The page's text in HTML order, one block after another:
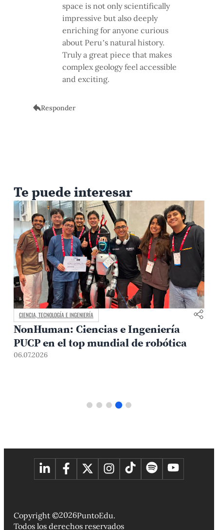
space is not only scientifically
impressive but also deeply
enriching for anyone curious
about Peru’s natural history.
Truly a great piece that makes
complex geology feel accessible
and exciting.
Responder
Te puede interesar
CIENCIA, TECNOLOGÍA E INGENIERÍA
NonHuman: Ciencias e Ingeniería
PUCP en el top mundial de robótica
06.07.2026
Copyright ©2026PuntoEdu.
Todos los derechos reservados